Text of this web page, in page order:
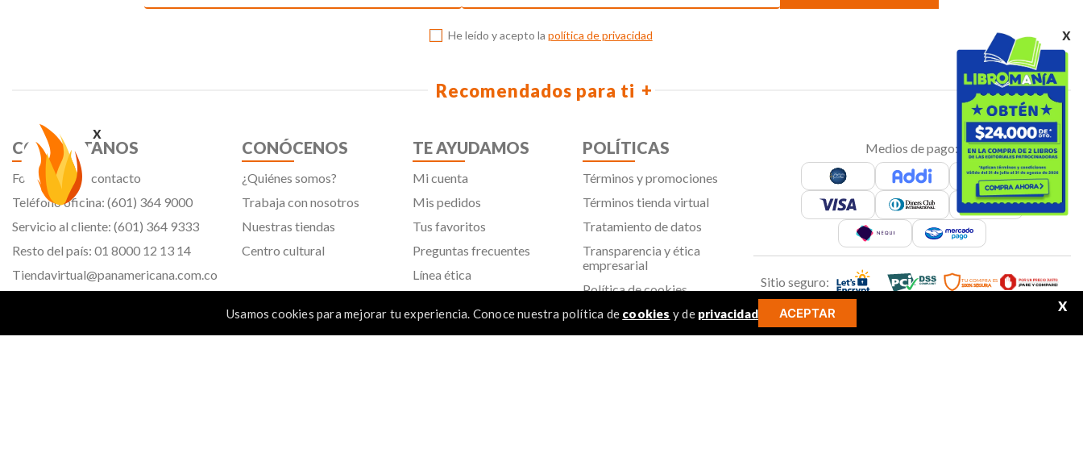
x
x
Usamos cookies para mejorar tu experiencia. Conoce nuestra política de cookies y de privacidad ACEPTAR X
He leído y acepto la política de privacidad
Recomendados para ti
CONTÁCTANOS
Formulario de contacto
Teléfono oficina: (601) 364 9000
Servicio al cliente: (601) 364 9333
Resto del país: 01 8000 12 13 14
Tiendavirtual@panamericana.com.co
CONÓCENOS
¿Quiénes somos?
Trabaja con nosotros
Nuestras tiendas
Centro cultural
TE AYUDAMOS
Mi cuenta
Mis pedidos
Tus favoritos
Preguntas frecuentes
Línea ética
POLÍTICAS
Términos y promociones
Términos tienda virtual
Tratamiento de datos
Transparencia y ética
empresarial
Política de cookies
Aviso de privacidad
SIC
Medios de pago:
Sitio seguro: